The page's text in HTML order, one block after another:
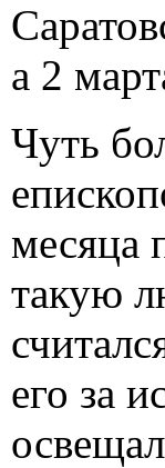
а 2
Чуть
месяца
такую
его за